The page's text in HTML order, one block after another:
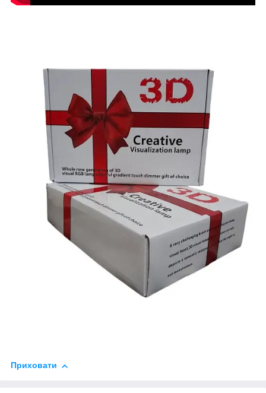
Приховати